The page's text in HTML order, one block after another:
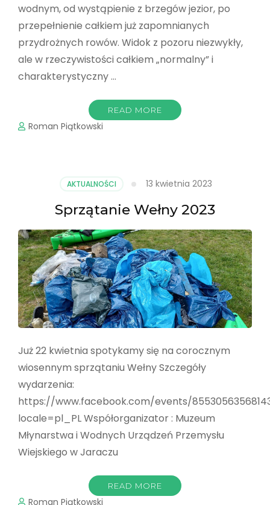
wodnym, od wystąpienie z brzegów jezior, po
przepełnienie całkiem już zapomnianych
przydrożnych rowów. Widok z pozoru niezwykły,
ale w rzeczywistości całkiem „normalny” i
charakterystyczny …
READ MORE
Roman Piątkowski
AKTUALNOŚCI 13 kwietnia 2023
Sprzątanie Wełny 2023
Już 22 kwietnia spotykamy się na corocznym
wiosennym sprzątaniu Wełny Szczegóły
wydarzenia:
https://www.facebook.com/events/
locale=pl_PL Współorganizator : Muzeum
Młynarstwa i Wodnych Urządzeń Przemysłu
Wiejskiego w Jaraczu
READ MORE
Roman Piątkowski